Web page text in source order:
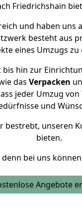
Friedrichshain
und haben uns
besteht aus
eines Umzugs
hin zur
das Verpacken
jeder Umzug
und
bestrebt, unseren
bieten.
bei uns können
Angebote